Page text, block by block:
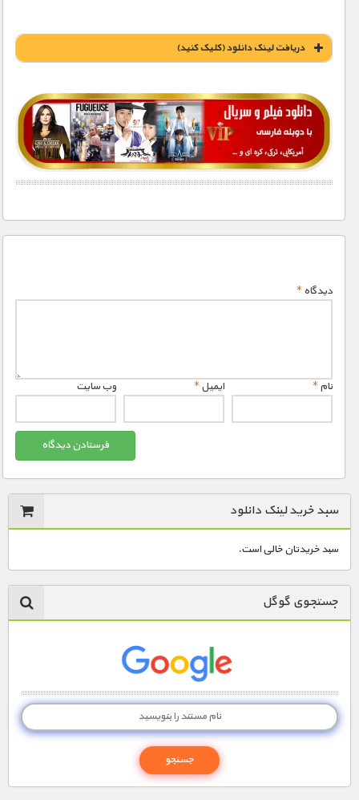
دریافت لينک دانلود (کليک کنيد)
4000 تومان – دانلود تمام قسمت ها (افزودن به سبد خريد)
دیدگاه*
نام* ایمیل* وب‌ سایت
سبد خرید لینک دانلود
سبد خریدتان خالی است.
جستجوی گوگل